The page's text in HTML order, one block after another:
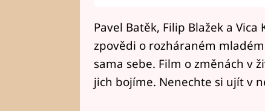
Pavel Batěk, Filip Blažek a
zpovědi o rozháraném
sama sebe. Film o změnách v
jich bojíme. Nenechte si ujít v